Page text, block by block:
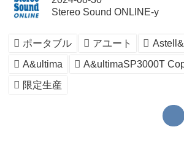
Stereo Sound ONLINE-y
ポータブル アユート
A&ultima
A&ultimaSP3000T
限定生産